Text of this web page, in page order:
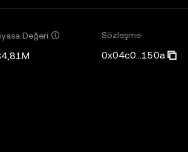
Değeri Sözleşme
0x04c0...150a